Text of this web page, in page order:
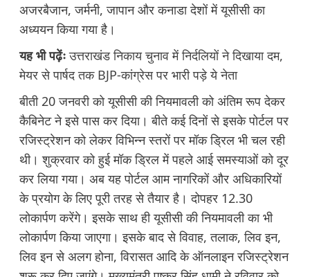
अजरबैजान, जर्मनी, जापान और कनाडा देशों में यूसीसी का
अध्ययन किया गया है।
यह भी पढ़ेंःउत्तराखंड निकाय चुनाव में निर्दलियों ने दिखाया दम,
मेयर से पार्षद तक BJP-कांग्रेस पर भारी पड़े ये नेता
बीती 20 जनवरी को यूसीसी की नियमावली को अंतिम रूप देकर
कैबिनेट ने इसे पास कर दिया। बीते कई दिनों से इसके पोर्टल पर
रजिस्ट्रेशन को लेकर विभिन्न स्तरों पर मॉक ड्रिल भी चल रही
थी। शुक्रवार को हुई मॉक ड्रिल में पहले आई समस्याओं को दूर
कर लिया गया। अब यह पोर्टल आम नागरिकों और अधिकारियों
के प्रयोग के लिए पूरी तरह से तैयार है। दोपहर 12.30
लोकार्पण करेंगे। इसके साथ ही यूसीसी की नियमावली का भी
लोकार्पण किया जाएगा। इसके बाद से विवाह, तलाक, लिव इन,
लिव इन से अलग होना, विरासत आदि के ऑनलाइन रजिस्ट्रेशन